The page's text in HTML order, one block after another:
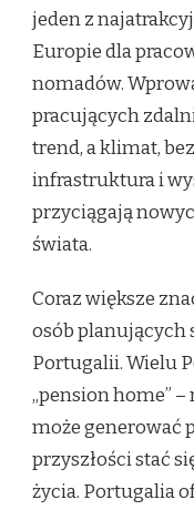
jeden z
Europie dla
nomadów.
pracujących
trend, a klimat,
infrastruktura i
przyciągają
świata.
Coraz większe
osób planujących
Portugalii. Wielu
„pension home”
może generować
przyszłości stać
życia. Portugalia